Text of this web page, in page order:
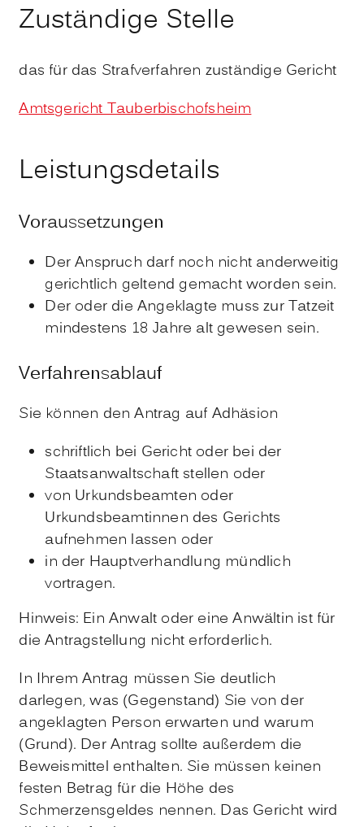
Zuständige Stelle
das für das Strafverfahren zuständige Gericht
Amtsgericht Tauberbischofsheim
Leistungsdetails
Voraussetzungen
Der Anspruch darf noch nicht anderweitig
gerichtlich geltend gemacht worden sein.
Der oder die Angeklagte muss zur Tatzeit
mindestens 18 Jahre alt gewesen sein.
Verfahrensablauf
Sie können den Antrag auf Adhäsion
schriftlich bei Gericht oder bei der
Staatsanwaltschaft stellen oder
von Urkundsbeamten oder
Urkundsbeamtinnen des Gerichts
aufnehmen lassen oder
in der Hauptverhandlung mündlich
vortragen.
Hinweis: Ein Anwalt oder eine Anwältin ist für
die Antragstellung nicht erforderlich.
In Ihrem Antrag müssen Sie deutlich
darlegen, was (Gegenstand) Sie von der
angeklagten Person erwarten und warum
(Grund). Der Antrag sollte außerdem die
Beweismittel enthalten. Sie müssen keinen
festen Betrag für die Höhe des
Schmerzensgeldes nennen. Das Gericht wird